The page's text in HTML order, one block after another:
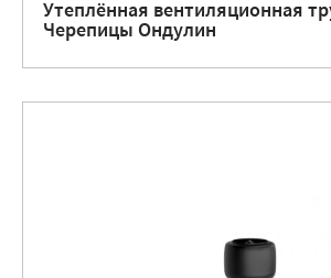
Утеплённая вентиляционная
Черепицы Ондулин